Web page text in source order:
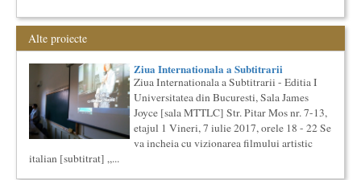
impreuna...
Cursul de Lingvistica (anul I)
Societatea Muzicala organizeaza un curs de cultura generala
lingvistica. Este un curs intensiv si concentrat, de nivel
Precizari legate de formatul de predare a cursurilor de
Cultura universala
Am primit multe intrebari legate de felul in care se desfasoara
aceste cursuri de Cultura Universala - multi si le imagineaza...
Masterclass vocal cu Lucas Meachem
Lucas Meachem, marele bariton american, care va sustine
Alte proiecte
Ziua Internationala a Subtitrarii
Ziua Internationala a Subtitrarii - Editia I
Universitatea din Bucuresti, Sala James
Joyce [sala MTTLC] Str. Pitar Mos nr. 7-13,
etajul 1 Vineri, 7 iulie 2017, orele 18 - 22 Se
va incheia cu vizionarea filmului artistic
italian [subtitrat] „...